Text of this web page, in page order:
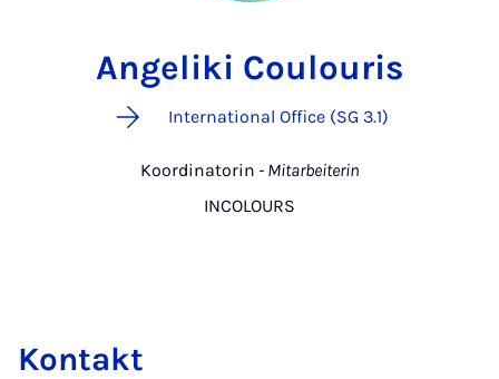
Angeliki Coulouris
International Office (SG 3.1)
Koordinatorin - Mitarbeiterin
INCOLOURS
Kontakt